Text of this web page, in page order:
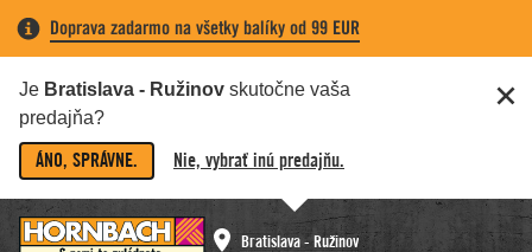
Doprava zadarmo na všetky balíky od 99 EUR
Je Bratislava - Ružinov skutočne vaša
predajňa?
ÁNO, SPRÁVNE. Nie, vybrať inú predajňu.
Bratislava - Ružinov